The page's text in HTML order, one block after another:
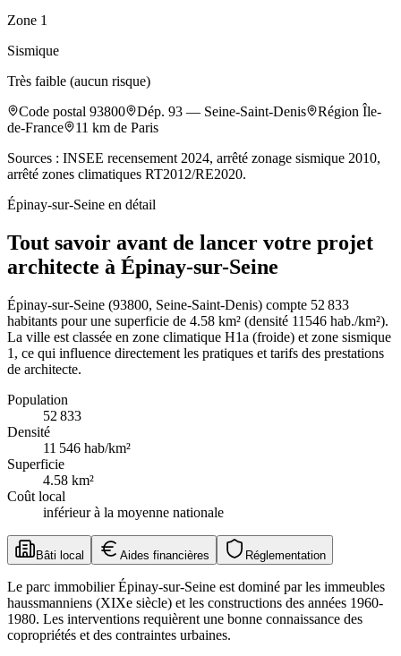
Zone 1
Sismique
Très faible (aucun risque)
Code postal 93800 Dép. 93 — Seine-Saint-Denis Région Île-
de-France
11 km de Paris
Sources : INSEE recensement 2024, arrêté zonage sismique 2010,
arrêté zones climatiques RT2012/RE2020.
Épinay-sur-Seine en détail
Tout savoir avant de lancer votre projet
architecte à Épinay-sur-Seine
Épinay-sur-Seine (93800, Seine-Saint-Denis) compte 52 833
habitants pour une superficie de 4.58 km² (densité 11546 hab./km²).
La ville est classée en zone climatique H1a (froide) et zone sismique
1, ce qui influence directement les pratiques et tarifs des prestations
de architecte.
Population
52 833
Densité
11 546 hab/km²
Superficie
4.58 km²
Coût local
inférieur à la moyenne nationale
Bâti local Aides financières Réglementation
Le parc immobilier Épinay-sur-Seine est dominé par les immeubles
haussmanniens (XIXe siècle) et les constructions des années 1960-
1980. Les interventions requièrent une bonne connaissance des
copropriétés et des contraintes urbaines.